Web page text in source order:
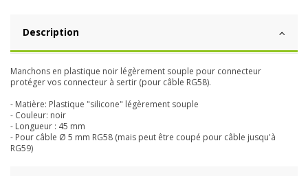
Description
Manchons en plastique noir légèrement souple pour connecteur
protéger vos connecteur à sertir (pour câble RG58).
- Matière: Plastique "silicone" légèrement souple
- Couleur: noir
- Longueur : 45 mm
- Pour câble Ø 5 mm RG58 (mais peut être coupé pour câble jusqu'à
RG59)